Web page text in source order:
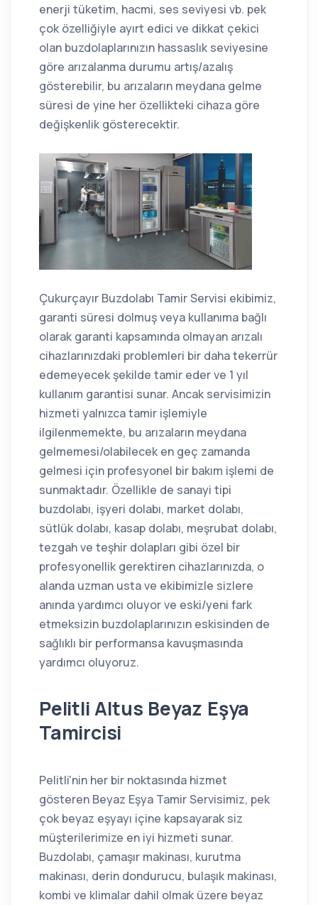
enerji tüketim, hacmi, ses seviyesi vb. pek
çok özelliğiyle ayırt edici ve dikkat çekici
olan buzdolaplarınızın hassaslık seviyesine
göre arızalanma durumu artış/azalış
gösterebilir, bu arızaların meydana gelme
süresi de yine her özellikteki cihaza göre
değişkenlik gösterecektir.
Çukurçayır Buzdolabı Tamir Servisi ekibimiz,
garanti süresi dolmuş veya kullanıma bağlı
olarak garanti kapsamında olmayan arızalı
cihazlarınızdaki problemleri bir daha tekerrür
edemeyecek şekilde tamir eder ve 1 yıl
kullanım garantisi sunar. Ancak servisimizin
hizmeti yalnızca tamir işlemiyle
ilgilenmemekte, bu arızaların meydana
gelmemesi/olabilecek en geç zamanda
gelmesi için profesyonel bir bakım işlemi de
sunmaktadır. Özellikle de sanayi tipi
buzdolabı, işyeri dolabı, market dolabı,
sütlük dolabı, kasap dolabı, meşrubat dolabı,
tezgah ve teşhir dolapları gibi özel bir
profesyonellik gerektiren cihazlarınızda, o
alanda uzman usta ve ekibimizle sizlere
anında yardımcı oluyor ve eski/yeni fark
etmeksizin buzdolaplarınızın eskisinden de
sağlıklı bir performansa kavuşmasında
yardımcı oluyoruz.
Pelitli Altus Beyaz Eşya
Tamircisi
Pelitli'nin her bir noktasında hizmet
gösteren Beyaz Eşya Tamir Servisimiz, pek
çok beyaz eşyayı içine kapsayarak siz
müşterilerimize en iyi hizmeti sunar.
Buzdolabı, çamaşır makinası, kurutma
makinası, derin dondurucu, bulaşık makinası,
kombi ve klimalar dahil olmak üzere beyaz